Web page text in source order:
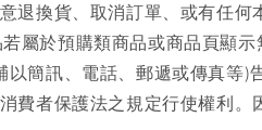
退換貨、取消訂單、或有任
屬於預購類商品或商品頁顯
簡訊、電話、郵遞或傳真等)告
費者保護法之規定行使權利